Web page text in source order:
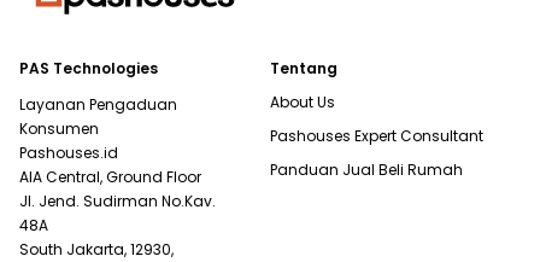
PAS Technologies
Layanan Pengaduan
Konsumen
Pashouses.id
AIA Central, Ground Floor
Jl. Jend. Sudirman No.Kav.
48A
South Jakarta, 12930,
Tentang
About Us
Pashouses Expert Consultant
Panduan Jual Beli Rumah